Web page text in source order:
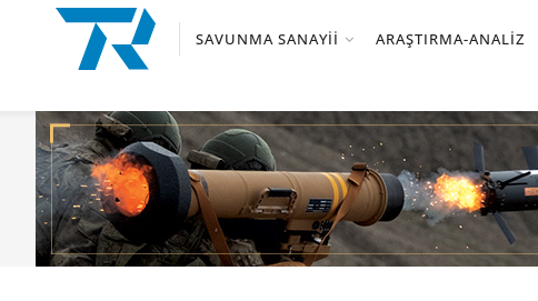
SAVUNMA SANAYII ARAŞTIRMA-ANALIZ